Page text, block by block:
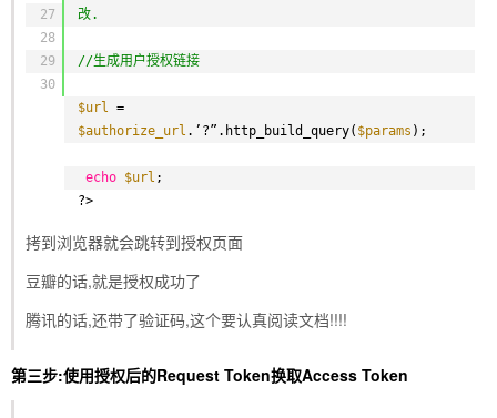
27
28
29
30
改.
//生成用户授权链接
$url
$authorize_url .’?”.http_build_query( $params );
echo $url ;
?>
拷到浏览器就会跳转到授权页面
豆瓣的话,就是授权成功了
腾讯的话,还带了验证码,这个要认真阅读文档!!!!
第三步:使用授权后的Request Token换取Access Token